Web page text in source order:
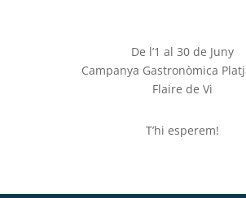
De l’1 al 30 de Juny
Campanya Gastronòmica
Flaire de Vi
T’hi esperem!